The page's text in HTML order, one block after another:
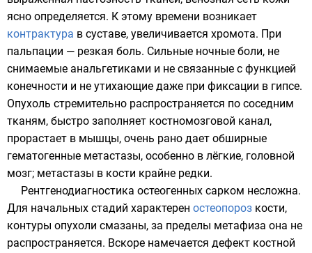
ясно определяется. К этому времени возникает
контрактура в суставе, увеличивается хромота. При
пальпации — резкая боль. Сильные ночные боли, не
снимаемые анальгетиками и не связанные с функцией
конечности и не утихающие даже при фиксации в гипсе.
Опухоль стремительно распространяется по соседним
тканям, быстро заполняет костномозговой канал,
прорастает в мышцы, очень рано дает обширные
гематогенные метастазы, особенно в лёгкие, головной
мозг; метастазы в кости крайне редки.
Рентгенодиагностика остеогенных сарком несложна.
Для начальных стадий характерен остеопороз кости,
контуры опухоли смазаны, за пределы метафиза она не
распространяется. Вскоре намечается дефект костной